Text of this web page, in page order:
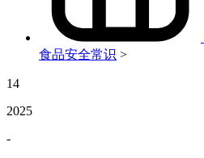
食品安全常识 >
14
2025
-